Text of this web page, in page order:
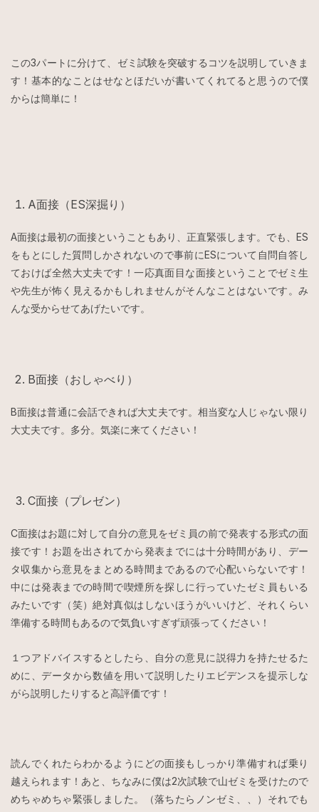
この3パートに分けて、ゼミ試験を突破するコツを説明していきま
す！基本的なことはせなとほだいが書いてくれてると思うので僕
からは簡単に！
A面接（ES深掘り）
A面接は最初の面接ということもあり、正直緊張します。でも、ES
をもとにした質問しかされないので事前にESについて自問自答し
ておけば全然大丈夫です！一応真面目な面接ということでゼミ生
や先生が怖く見えるかもしれませんがそんなことはないです。み
んな受からせてあげたいです。
B面接（おしゃべり）
B面接は普通に会話できれば大丈夫です。相当変な人じゃない限り
大丈夫です。多分。気楽に来てください！
C面接（プレゼン）
C面接はお題に対して自分の意見をゼミ員の前で発表する形式の面
接です！お題を出されてから発表までには十分時間があり、デー
タ収集から意見をまとめる時間まであるので心配いらないです！
中には発表までの時間で喫煙所を探しに行っていたゼミ員もいる
みたいです（笑）絶対真似はしないほうがいいけど、それくらい
準備する時間もあるので気負いすぎず頑張ってください！
１つアドバイスするとしたら、自分の意見に説得力を持たせるた
めに、データから数値を用いて説明したりエビデンスを提示しな
がら説明したりすると高評価です！
読んでくれたらわかるようにどの面接もしっかり準備すれば乗り
越えられます！あと、ちなみに僕は2次試験で山ゼミを受けたので
めちゃめちゃ緊張しました。（落ちたらノンゼミ、、）それでも